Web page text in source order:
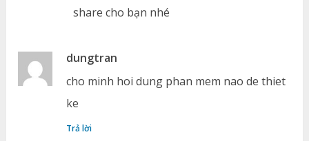
share cho bạn nhé
dungtran
cho minh hoi dung phan mem nao de thiet
ke
Trả lời